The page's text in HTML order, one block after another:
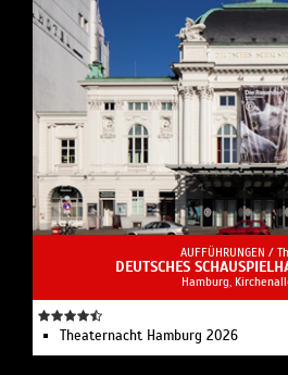
AUFFÜHRUNGEN /
DEUTSCHES
Hamburg,
Theaternacht Hamburg 2026